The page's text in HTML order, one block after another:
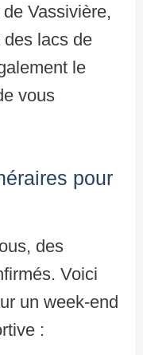
Vassivière,
des lacs de
le
vous
pour
des
Voici
un week-end
: